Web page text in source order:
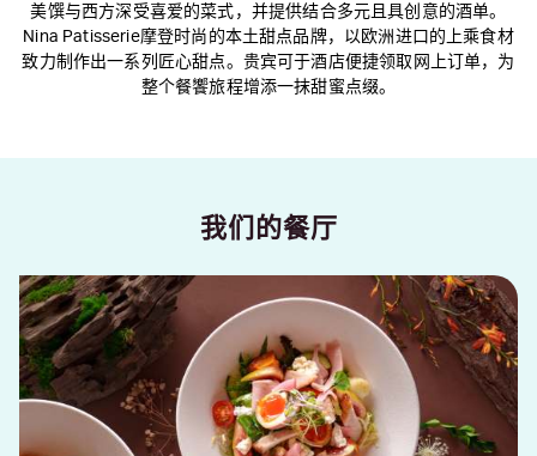
美馔与西方深受喜爱的菜式，并提供结合多元且具创意的酒单。
Nina Patisserie摩登时尚的本土甜点品牌，以欧洲进口的上乘食材
致力制作出一系列匠心甜点。贵宾可于酒店便捷领取网上订单，为
整个餐饗旅程增添一抹甜蜜点缀。
我们的餐厅